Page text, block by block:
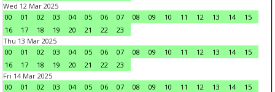
Wed 12 Mar 2025
00
01 02 03 04 05 06 07 08 09 10 11 12 13 14
15
16
17 18 19 20 21 22
23
Thu 13 Mar 2025
00
01 02 03 04 05 06 07 08 09 10 11 12 13 14
15
16
17 18 19 20 21 22
23
Fri 14 Mar 2025
00
01 02 03 04 05 06 07 08 09 10 11 12 13 14
15